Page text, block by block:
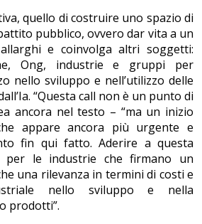
quello di costruire uno spazio di
pubblico, ovvero dar vita a un
e coinvolga altri soggetti:
Ong, industrie e gruppi per
nello sviluppo e nell’utilizzo delle
“Questa call non è un punto di
ancora nel testo – “ma un inizio
appare ancora più urgente e
fin qui fatto. Aderire a questa
per le industrie che firmano un
una rilevanza in termini di costi e
nello sviluppo e nella
prodotti”.